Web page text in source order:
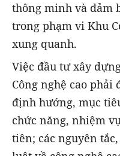
thông minh và đảm
trong phạm vi Khu
xung quanh.
Việc đầu tư xây
Công nghệ cao phải
định hướng, mục
chức năng, nhiệm
tiên; các nguyên